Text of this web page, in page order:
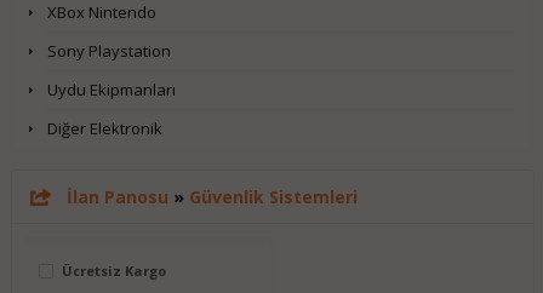
XBox Nintendo
Sony Playstation
Uydu Ekipmanları
Diğer Elektronik
İlan Panosu » Güvenlik Sistemleri
Ücretsiz Kargo